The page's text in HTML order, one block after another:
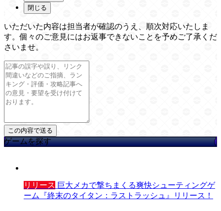
閉じる
いただいた内容は担当者が確認のうえ、順次対応いたしま
す。個々のご意見にはお返事できないことを予めご了承くだ
さいませ。
ゲームを探す
リリース 巨大メカで撃ちまくる爽快シューティングゲ
ーム『終末のタイタン：ラストラッシュ』リリース！